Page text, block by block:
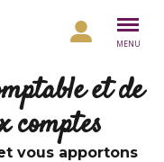
MENU
et de
comptes
vous apportons